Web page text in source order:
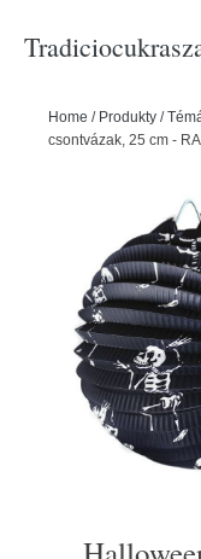
Home / Produkty /
csontvázak, 25 cm -